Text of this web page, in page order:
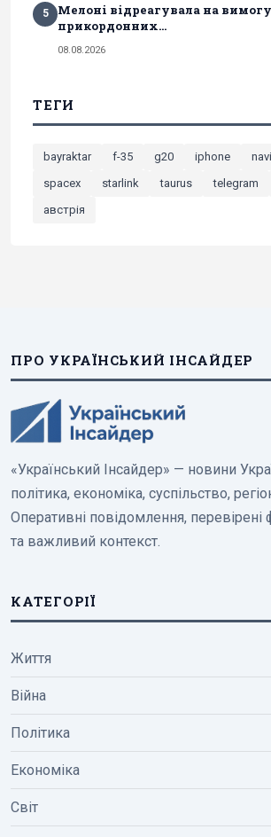
5
Мелоні відреагувала на
прикордонних...
08.08.2026
ТЕГИ
bayraktar f-35 g20 iphone navi
spacex
starlink taurus telegram
австрія
ПРО УКРАЇНСЬКИЙ ІНСАЙДЕР
«Український Інсайдер» — новини
політика, економіка, суспільство,
Оперативні повідомлення, перевірені
та важливий контекст.
КАТЕГОРІЇ
Життя
Війна
Політика
Економіка
Світ